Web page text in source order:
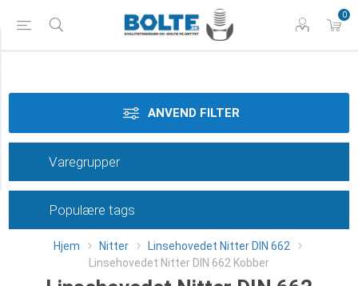
0
Hjem Nitter
Linsehovedet Nitter DIN 662
Linsehovedet Nitter DIN 662 Kobber
ANVEND FILTER
Category
Varegrupper
Populære tags